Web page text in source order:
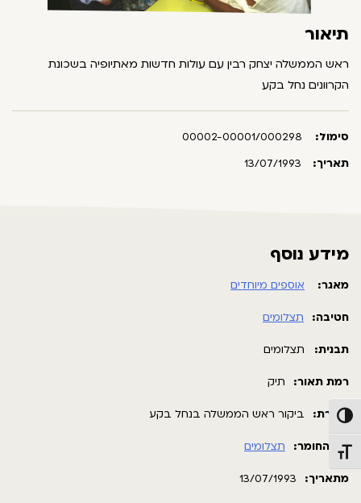
הפעל/כבה ניגודיות גבוהה
מתג גודל גופן
תיאור
ראש הממשלה יצחק רבין עם עולות חדשות מאתיופיה בשכונת
הקרוונים נחל בקע
סימול:
תאריך:
מידע נוסף
מאגר: אוספים מיוחדים
חטיבה: תצלומים
תבנית: תצלומים
רמת תאור: תיק
כותרת: ביקור ראש הממשלה בנחל בקע
סוג החומר: תצלומים
מתאריך: 13/07/1993